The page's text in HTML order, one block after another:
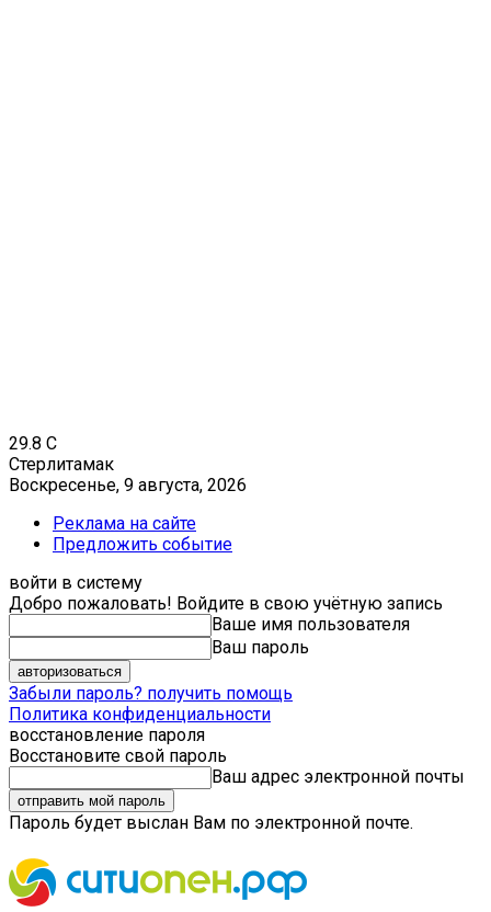
29.8 C
Стерлитамак
Воскресенье, 9 августа, 2026
Реклама на сайте
Предложить событие
войти в систему
Добро пожаловать! Войдите в свою учётную запись
Ваше имя пользователя
Ваш пароль
Забыли пароль? получить помощь
Политика конфиденциальности
восстановление пароля
Восстановите свой пароль
Ваш адрес электронной почты
Пароль будет выслан Вам по электронной почте.